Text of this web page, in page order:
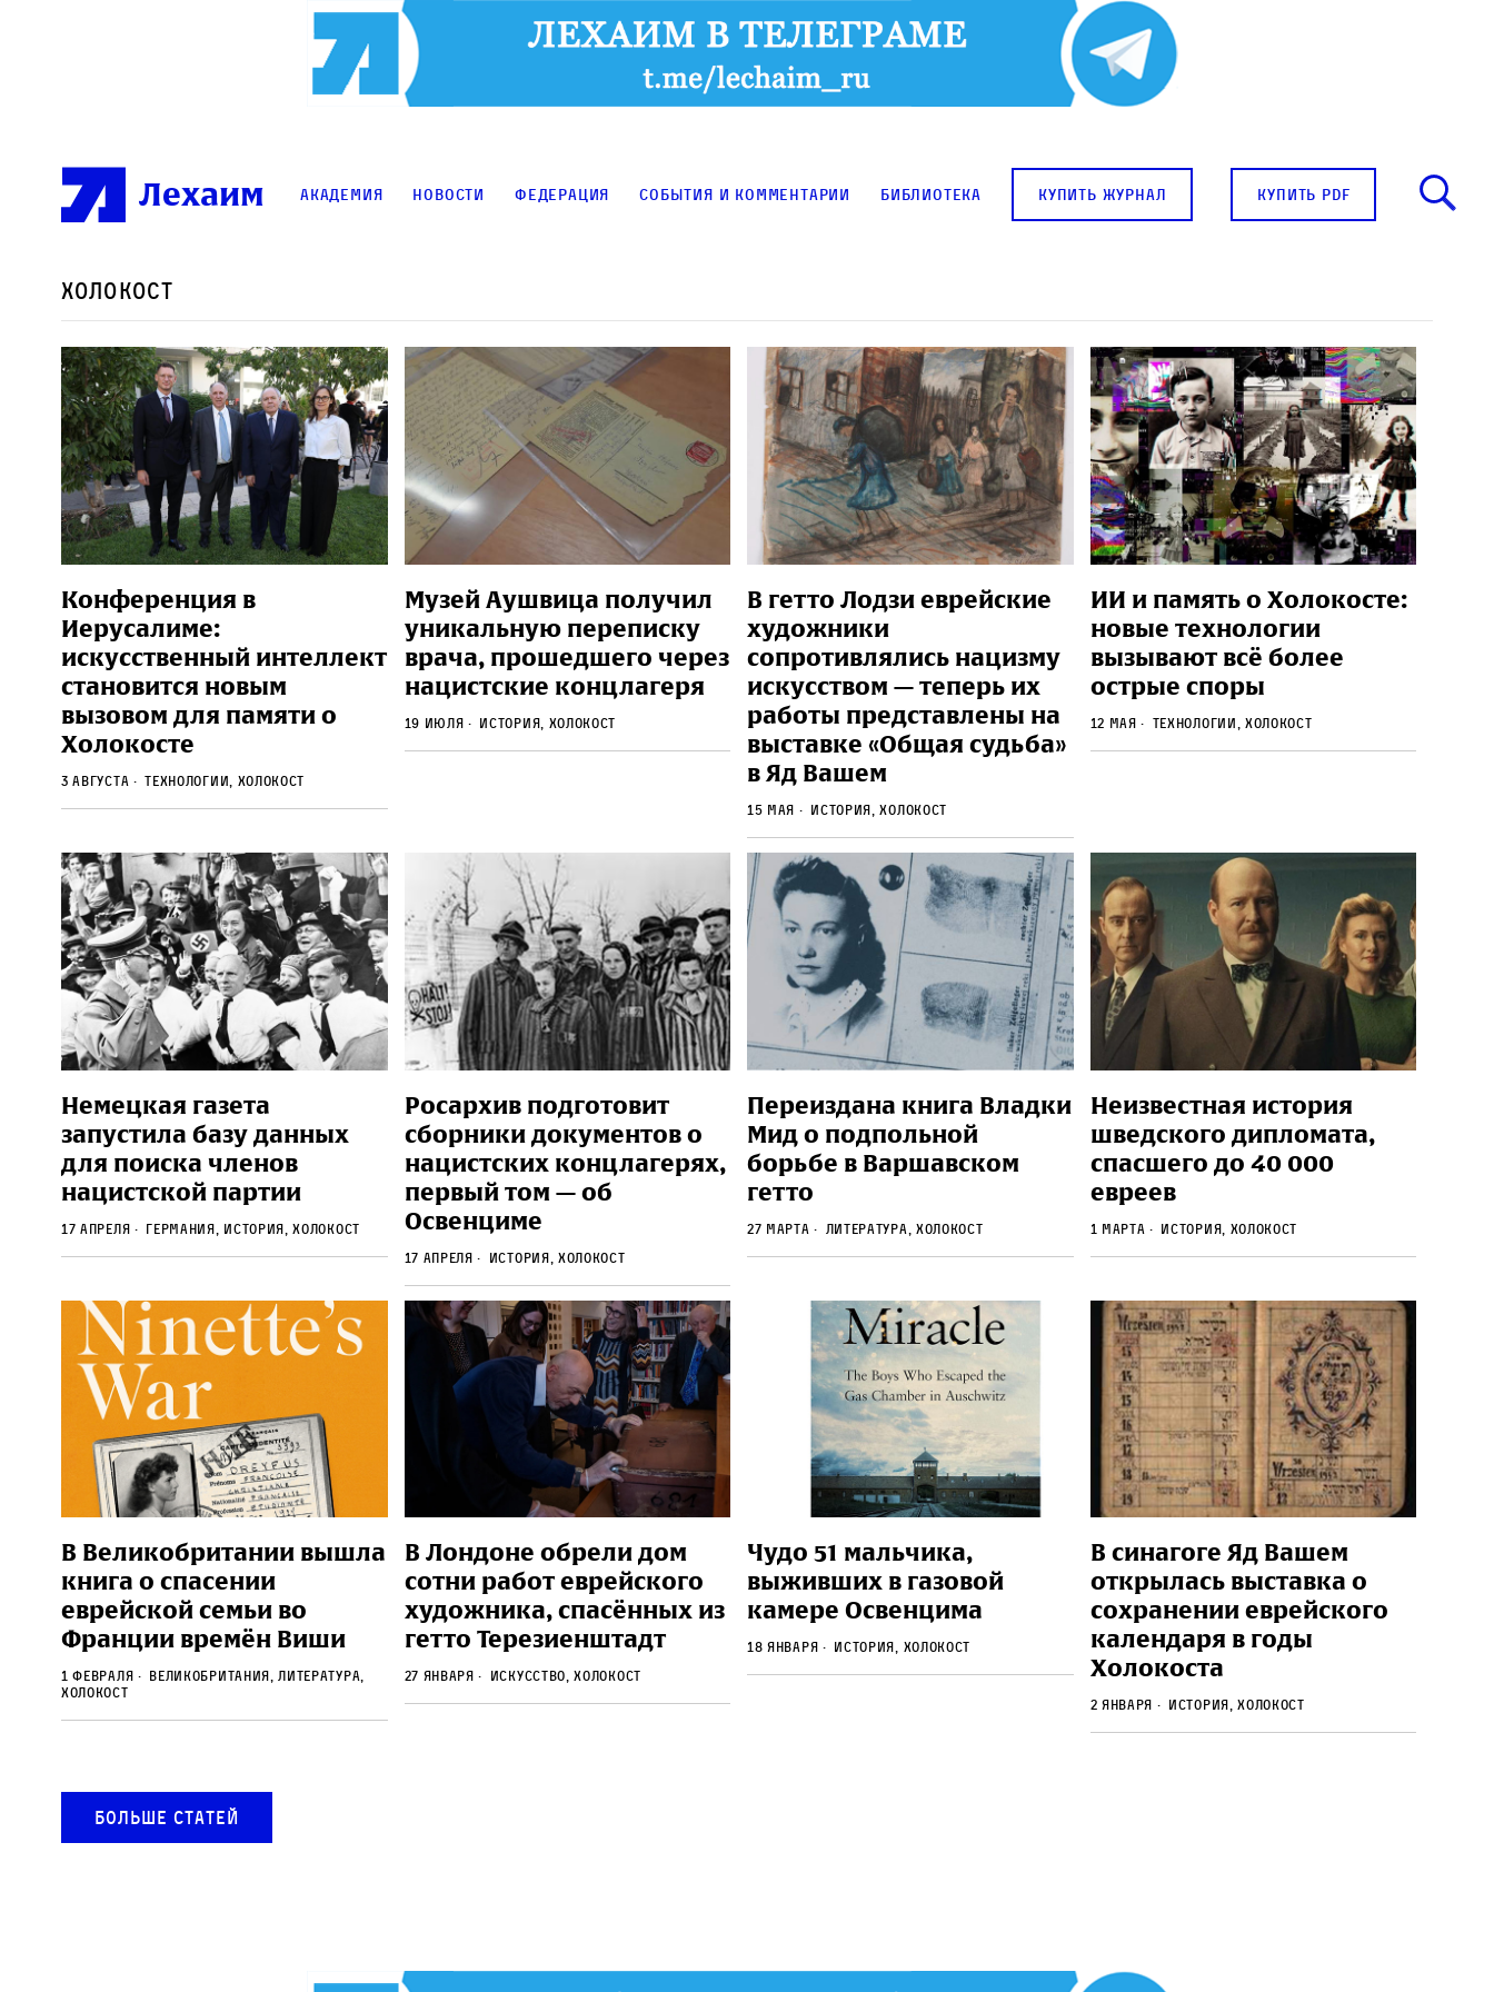
Лехаим Академия Новости Федерация События и комментарии Библиотека купить журнал купить pdf
Холокост
Конференция в
Иерусалиме:
искусственный интеллект
становится новым
вызовом для памяти о
Холокосте
3 августа Технологии, Холокост
Музей Аушвица получил
уникальную переписку
врача, прошедшего через
нацистские концлагеря
19 июля История, Холокост
В гетто Лодзи еврейские
художники
сопротивлялись нацизму
искусством — теперь их
работы представлены на
выставке «Общая судьба»
в Яд Вашем
15 мая История, Холокост
ИИ и память о Холокосте:
новые технологии
вызывают всё более
острые споры
12 мая Технологии, Холокост
Немецкая газета
запустила базу данных
для поиска членов
нацистской партии
17 апреля Германия, История, Холокост
Росархив подготовит
сборники документов о
нацистских концлагерях,
первый том — об
Освенциме
17 апреля История, Холокост
Переиздана книга Владки
Мид о подпольной
борьбе в Варшавском
гетто
27 марта литература, Холокост
Неизвестная история
шведского дипломата,
спасшего до 40 000
евреев
1 марта История, Холокост
В Великобритании вышла
книга о спасении
еврейской семьи во
Франции времён Виши
1 февраля
Великобритания, литература,
Холокост
В Лондоне обрели дом
сотни работ еврейского
художника, спасённых из
гетто Терезиенштадт
27 января искусство, Холокост
Чудо 51 мальчика,
выживших в газовой
камере Освенцима
18 января История, Холокост
В синагоге Яд Вашем
открылась выставка о
сохранении еврейского
календаря в годы
Холокоста
2 января История, Холокост
Больше статей